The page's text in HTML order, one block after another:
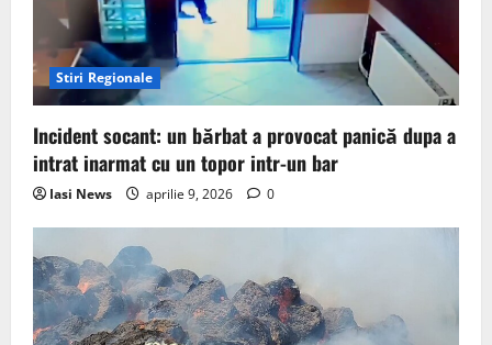
Stiri Regionale
Incident socant: un bărbat a provocat panică dupa a
intrat inarmat cu un topor intr-un bar
Iasi News aprilie 9, 2026 0